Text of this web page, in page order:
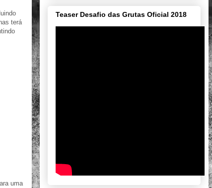
terá
uma
Teaser Desafio das Grutas Oficial 2018